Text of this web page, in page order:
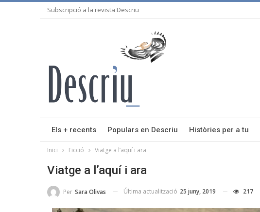
Subscripció a la revista Descriu
Els + recents Populars en Descriu Històries per a tu
Inici Ficció Viatge a l’aquí i ara
Viatge a l’aquí i ara
Per Sara Olivas Última actualització 25 juny, 2019 217